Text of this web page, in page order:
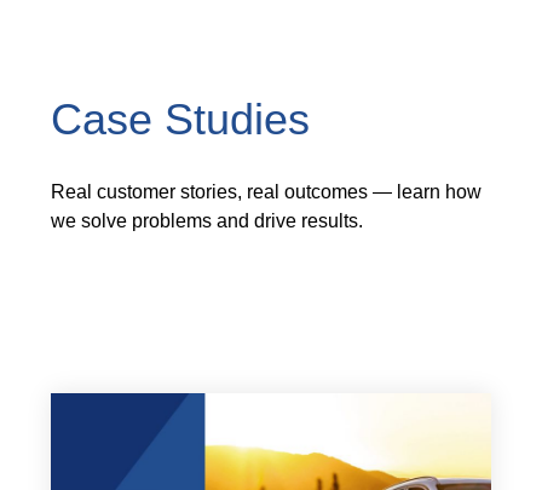
Case Studies
Real customer stories, real outcomes — learn how
we solve problems and drive results.